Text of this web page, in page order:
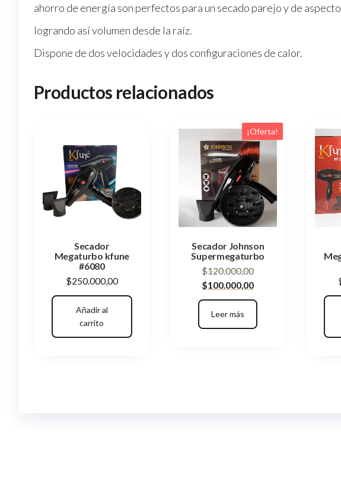
ahorro de energía son perfectos para un secado parejo y de
logrando así volumen desde la raíz.
Dispone de dos velocidades y dos configuraciones de calor.
Productos relacionados
Secador
Megaturbo kfune
#6080
$250.000,00
Añadir al
carrito
¡Oferta!
Secador Johnson
Supermegaturbo
$120.000,00El
precio
original
$120.000,00.
$100.000,00El
precio
es:
Leer más